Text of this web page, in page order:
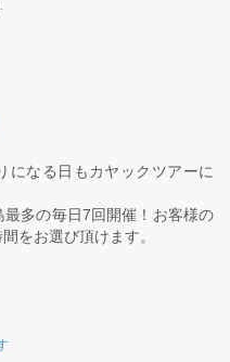
になる日もカヤックツアーに
多の毎日7回開催！お客様の
をお選び頂けます。